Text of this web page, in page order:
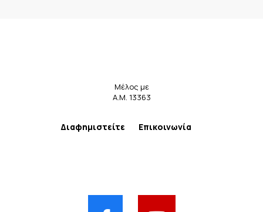
Μέλος με
Α.Μ. 13363
Διαφημιστείτε Επικοινωνία